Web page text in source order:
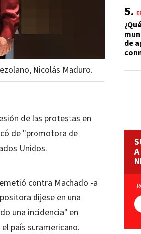
Nicolás Maduro.
de las protestas en
de "promotora de
Unidos.
contra Machado -a
dijese en una
una incidencia" en
país suramericano.
de